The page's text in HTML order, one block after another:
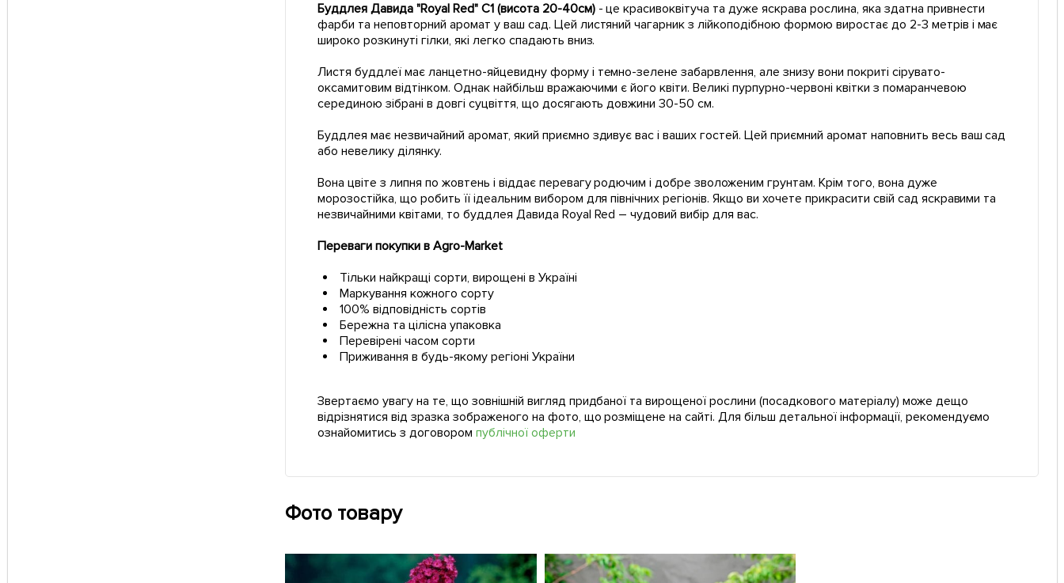
Буддлея Давида "Royal Red" С1 (висота 20-40см) - це красивоквітуча та дуже яскрава рослина, яка здатна привнести
фарби та неповторний аромат у ваш сад. Цей листяний чагарник з лійкоподібною формою виростає до 2-3 метрів і має
широко розкинуті гілки, які легко спадають вниз.
Листя буддлеї має ланцетно-яйцевидну форму і темно-зелене забарвлення, але знизу вони покриті сірувато-
оксамитовим відтінком. Однак найбільш вражаючими є його квіти. Великі пурпурно-червоні квітки з помаранчевою
серединою зібрані в довгі суцвіття, що досягають довжини 30-50 см.
Буддлея має незвичайний аромат, який приємно здивує вас і ваших гостей. Цей приємний аромат наповнить весь ваш сад
або невелику ділянку.
Вона цвіте з липня по жовтень і віддає перевагу родючим і добре зволоженим грунтам. Крім того, вона дуже
морозостійка, що робить її ідеальним вибором для північних регіонів. Якщо ви хочете прикрасити свій сад яскравими та
незвичайними квітами, то буддлея Давида Royal Red – чудовий вибір для вас.
Переваги покупки в Agro-Market
Тільки найкращі сорти, вирощені в Україні
Маркування кожного сорту
100% відповідність сортів
Бережна та цілісна упаковка
Перевірені часом сорти
Приживання в будь-якому регіоні України
Звертаємо увагу на те, що зовнішній вигляд придбаної та вирощеної рослини (посадкового матеріалу) може дещо
відрізнятися від зразка зображеного на фото, що розміщене на сайті. Для більш детальної інформації, рекомендуємо
ознайомитись з договором публічної оферти
Фото товару